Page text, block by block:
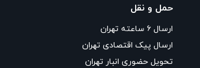
حمل و نقل
ارسال ۶ ساعته تهران
ارسال پیک اقتصادی تهران
تحویل حضوری انبار تهران